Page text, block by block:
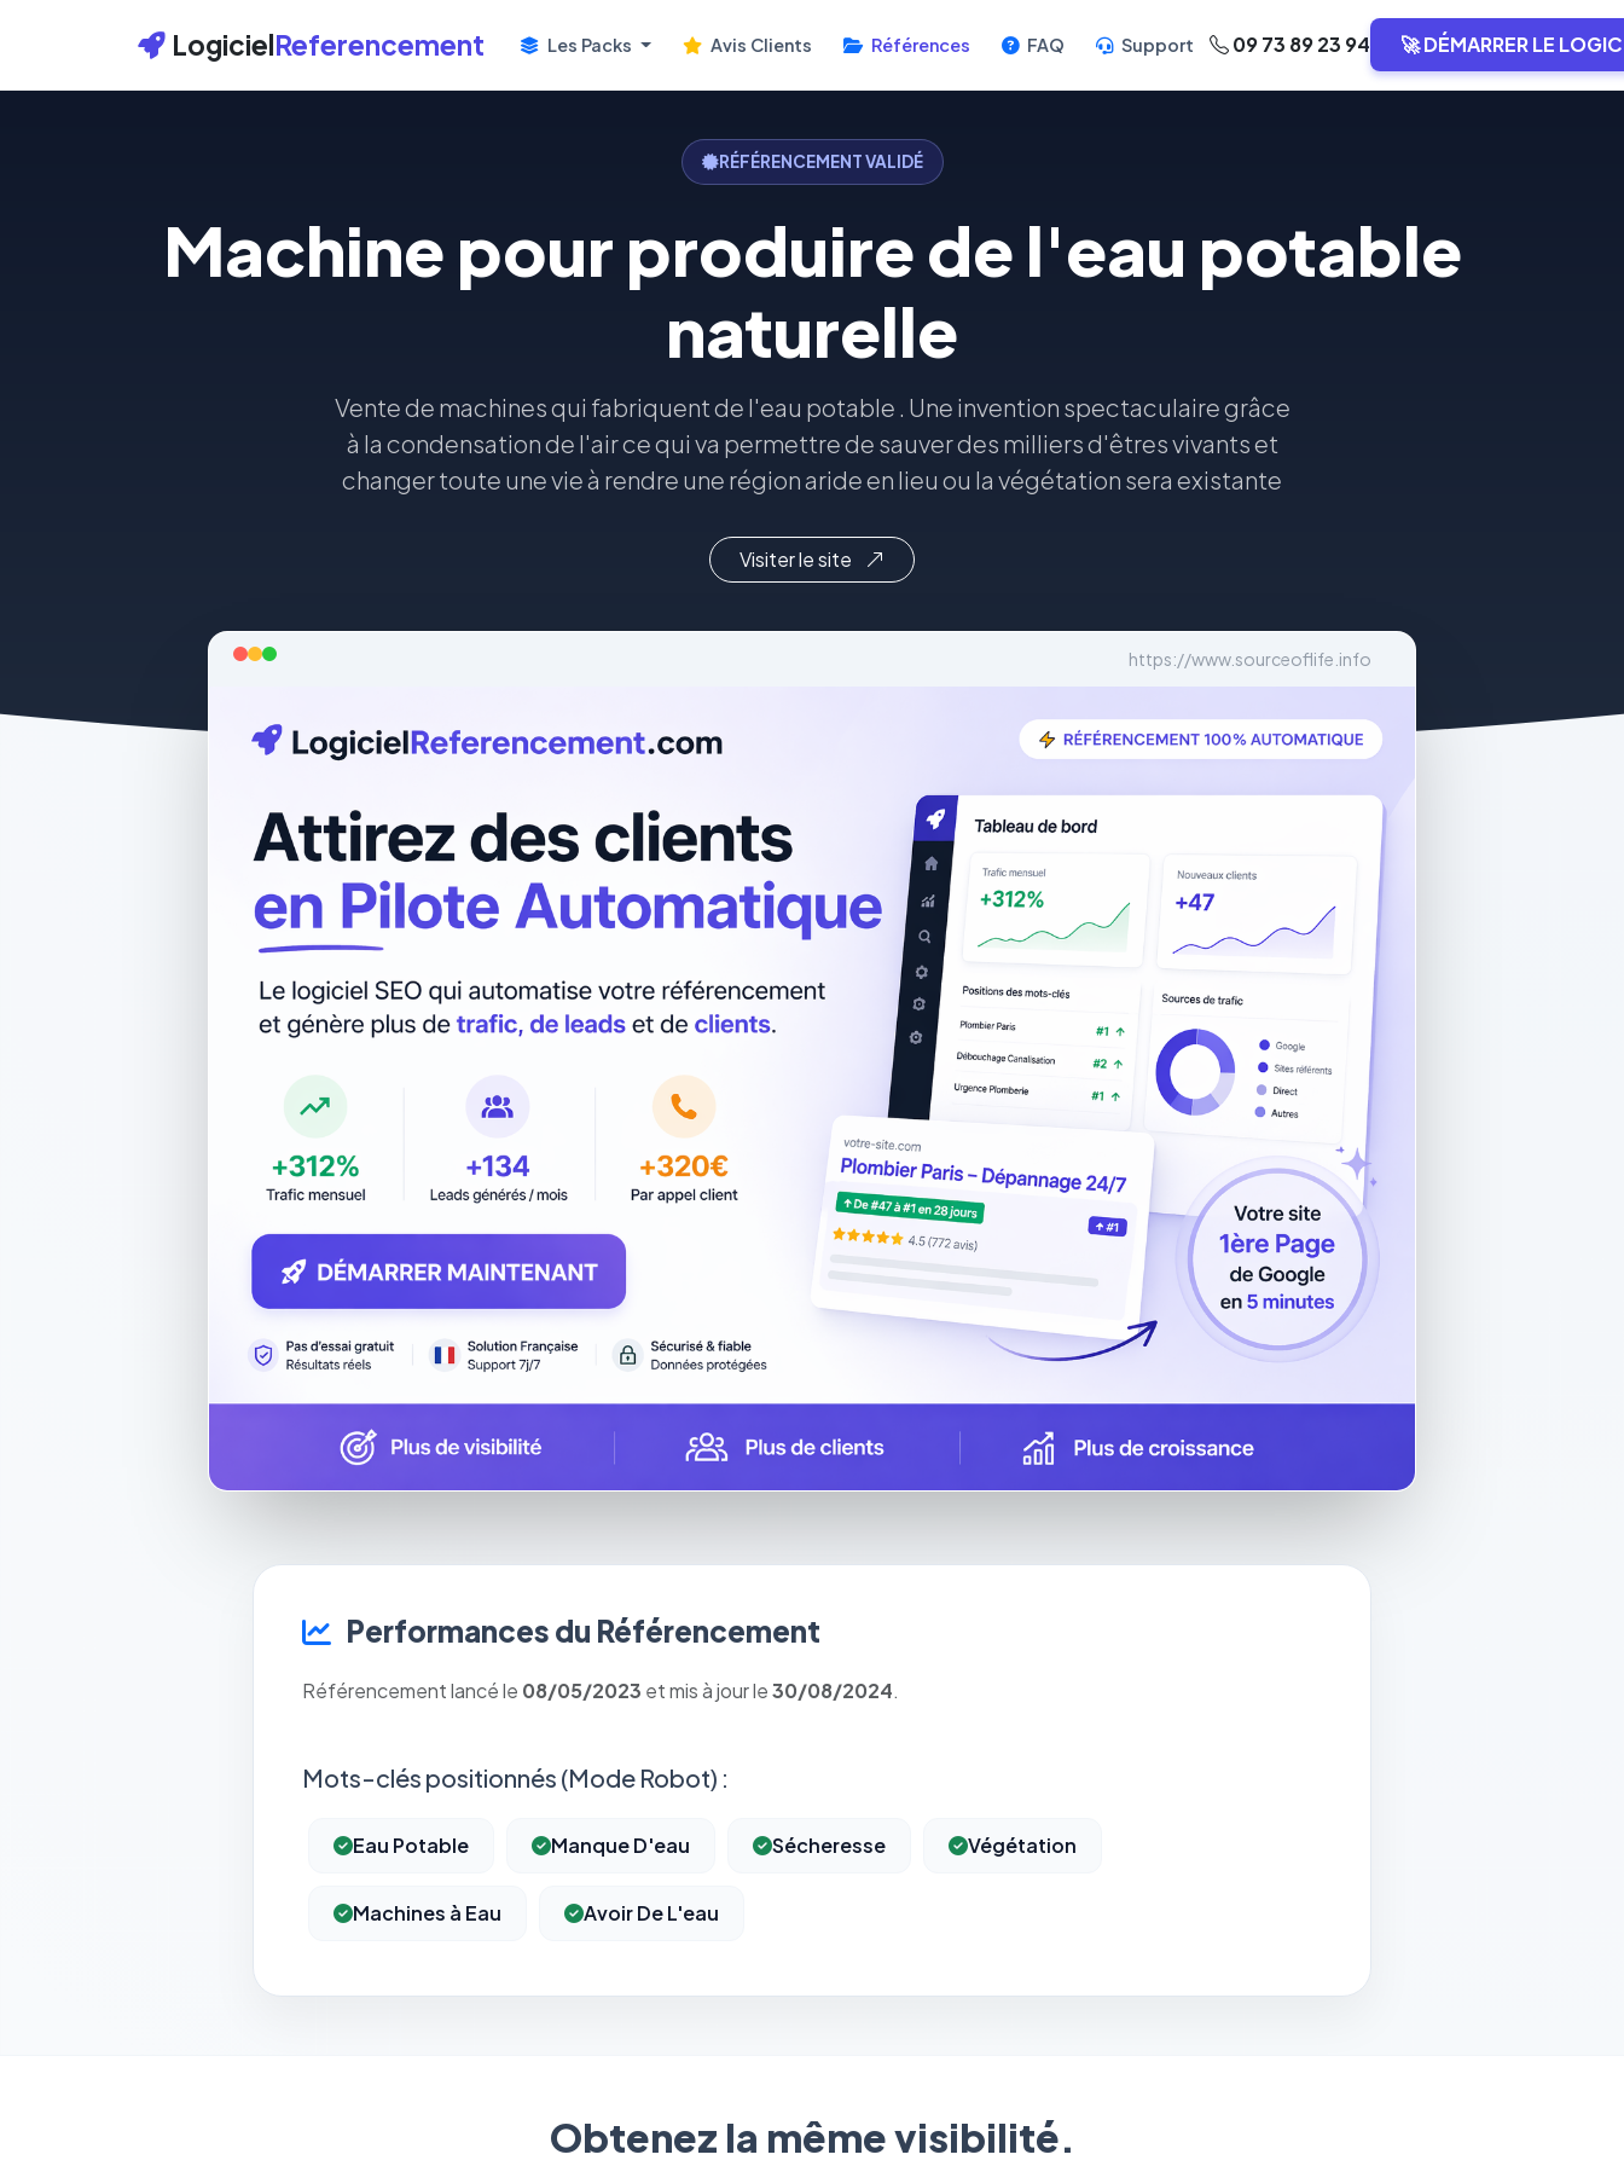
LogicielReferencement Les Packs Avis Clients Références FAQ Support 09 73 89 23 94 🚀 DÉMARRER LE
RÉFÉRENCEMENT VALIDÉ
Machine pour produire de l'eau potable
naturelle
Vente de machines qui fabriquent de l'eau potable . Une invention spectaculaire grâce
à la condensation de l'air ce qui va permettre de sauver des milliers d'êtres vivants et
changer toute une vie à rendre une région aride en lieu ou la végétation sera existante
Visiter le site
https://www.sourceoflife.info
Performances du Référencement
Référencement lancé le 08/05/2023 et mis à jour le30/08/2024.
Mots-clés positionnés (Mode Robot) :
Eau Potable Manque D'eau Sécheresse Végétation
Machines à Eau Avoir De L'eau
Obtenez la même visibilité.
⚙️
mémorisation de vos choix de consentement. Ils ne peuvent
pas être désactivés.